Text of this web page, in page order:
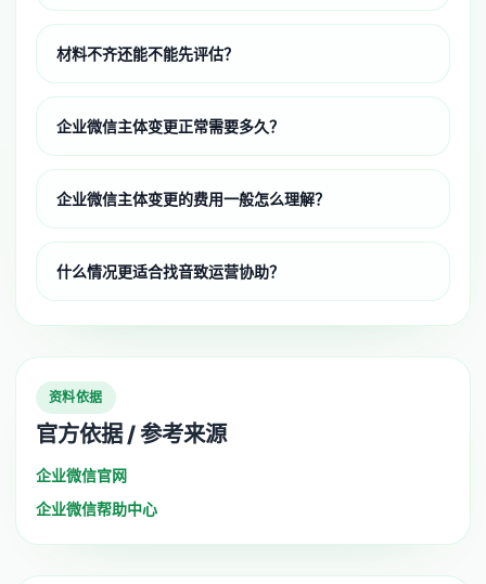
材料不齐还能不能先评估？
企业微信主体变更正常需要多久？
企业微信主体变更的费用一般怎么理解？
什么情况更适合找音致运营协助？
资料依据
官方依据 / 参考来源
企业微信官网
企业微信帮助中心